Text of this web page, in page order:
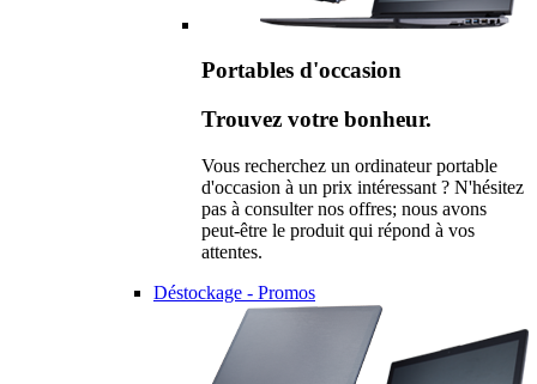
Portables d'occasion
Trouvez votre bonheur.
Vous recherchez un ordinateur portable
d'occasion à un prix intéressant ? N'hésitez
pas à consulter nos offres; nous avons
peut-être le produit qui répond à vos
attentes.
Déstockage - Promos